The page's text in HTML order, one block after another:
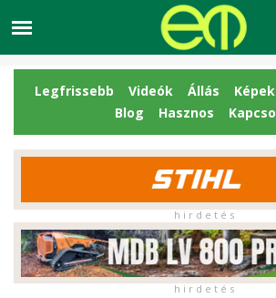
Legfrissebb Videók Állás Képek
Blog
Hasznos
h i r d e t é s
h i r d e t é s